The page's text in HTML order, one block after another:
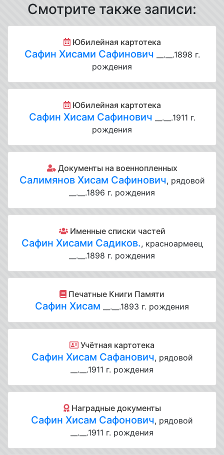
Смотрите также записи:
Юбилейная картотека
Сафин Хисами Сафинович __.__.1898 г.
рождения
Юбилейная картотека
Сафин Хисам Сафинович __.__.1911 г.
рождения
Документы на военнопленных
Салимянов Хисам Сафинович, рядовой
__.__.1896 г. рождения
Именные списки частей
Сафин Хисами Садиков., красноармеец
__.__.1898 г. рождения
Печатные Книги Памяти
Сафин Хисам __.__.1893 г. рождения
Учётная картотека
Сафин Хисам Сафанович, рядовой
__.__.1911 г. рождения
Наградные документы
Сафин Хисам Сафонович, рядовой
__.__.1911 г. рождения